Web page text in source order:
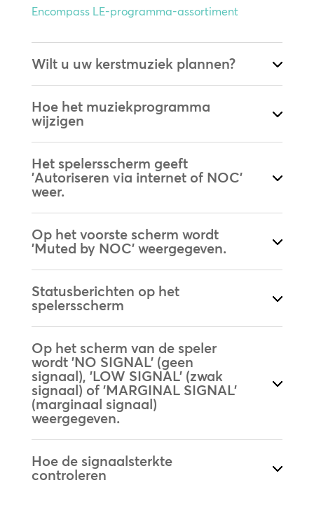
Encompass LE-programma-assortiment
Wilt u uw kerstmuziek plannen?
Hoe het muziekprogramma
wijzigen
Het spelersscherm geeft
'Autoriseren via internet of NOC'
weer.
Op het voorste scherm wordt
'Muted by NOC' weergegeven.
Statusberichten op het
spelersscherm
Op het scherm van de speler
wordt 'NO SIGNAL' (geen
signaal), 'LOW SIGNAL' (zwak
signaal) of 'MARGINAL SIGNAL'
(marginaal signaal)
weergegeven.
Hoe de signaalsterkte
controleren